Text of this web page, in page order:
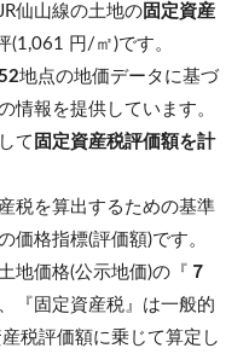
仙山線の土地の固定資産
(1,061 円/㎡)です。
地点の地価データに基づ
情報を提供しています。
て 固定資産税評価額を計
税を算出するための基準
価格指標(評価額)です。
地価格(公示地価)の『 ７
『固定資産税』は一般的
産税評価額に乗じて算定し